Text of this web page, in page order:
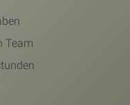
Team